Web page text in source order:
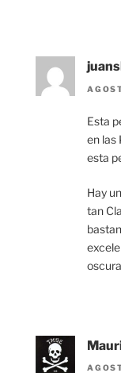
Esta
en las
esta
Hay
tan